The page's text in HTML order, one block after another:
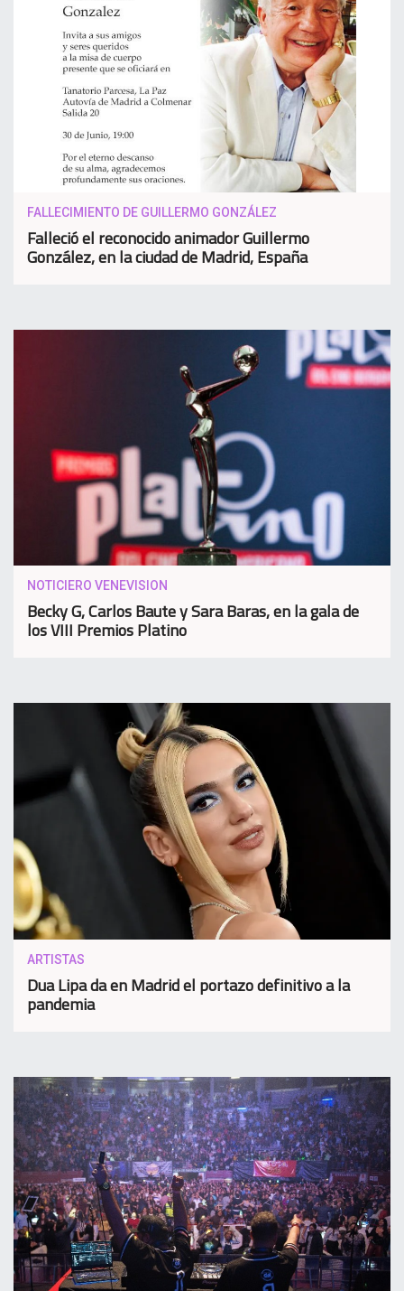
FALLECIMIENTO DE GUILLERMO GONZÁLEZ
Falleció el reconocido animador Guillermo
González, en la ciudad de Madrid, España
NOTICIERO VENEVISION
Becky G, Carlos Baute y Sara Baras, en la gala de
los VIII Premios Platino
ARTISTAS
Dua Lipa da en Madrid el portazo definitivo a la
pandemia